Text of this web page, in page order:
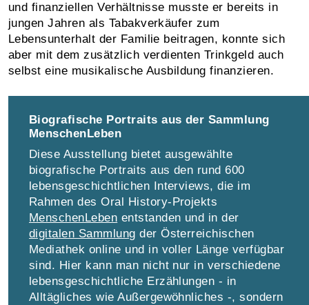
und finanziellen Verhältnisse musste er bereits in
jungen Jahren als Tabakverkäufer zum
Lebensunterhalt der Familie beitragen, konnte sich
aber mit dem zusätzlich verdienten Trinkgeld auch
selbst eine musikalische Ausbildung finanzieren.
Biografische Portraits aus der Sammlung
MenschenLeben
Diese Ausstellung bietet ausgewählte
biografische Portraits aus den rund 600
lebensgeschichtlichen Interviews, die im
Rahmen des Oral History-Projekts
MenschenLeben entstanden und in der
digitalen Sammlung der Österreichischen
Mediathek online und in voller Länge verfügbar
sind. Hier kann man nicht nur in verschiedene
lebensgeschichtliche Erzählungen - in
Alltägliches wie Außergewöhnliches -, sondern